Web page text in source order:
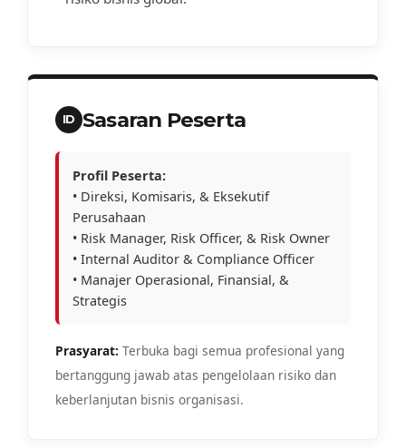
ID Sasaran Peserta
Profil Peserta:
• Direksi, Komisaris, & Eksekutif
Perusahaan
• Risk Manager, Risk Officer, & Risk Owner
• Internal Auditor & Compliance Officer
• Manajer Operasional, Finansial, &
Strategis
Prasyarat: Terbuka bagi semua profesional yang
bertanggung jawab atas pengelolaan risiko dan
keberlanjutan bisnis organisasi.